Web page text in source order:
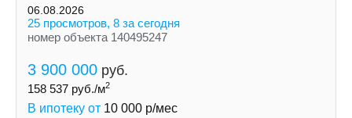
06.08.2026
25 просмотров, 8 за сегодня
номер объекта 140495247
3 900 000 руб.
158 537 руб./м2
В ипотеку от 10 000 р/мес